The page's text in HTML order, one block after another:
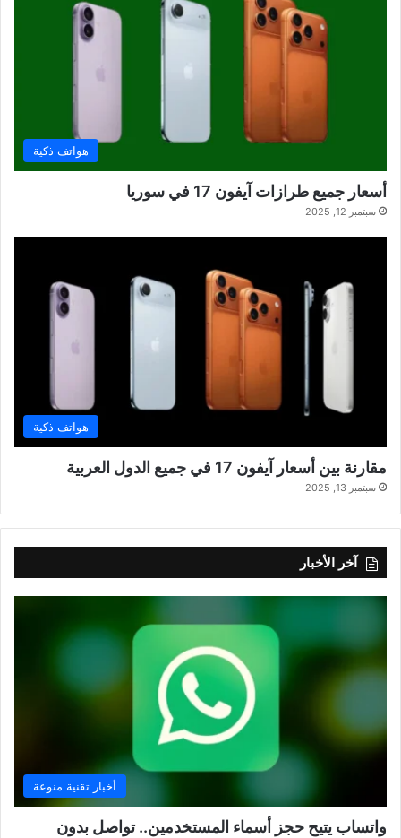
هواتف ذكية
أسعار جميع طرازات آيفون 17 في سوريا
سبتمبر 12, 2025
هواتف ذكية
مقارنة بين أسعار آيفون 17 في جميع الدول العربية
سبتمبر 13, 2025
آخر الأخبار
أخبار تقنية منوعة
واتساب يتيح حجز أسماء المستخدمين.. تواصل بدون